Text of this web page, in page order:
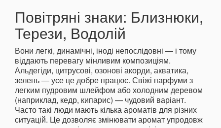
Повітряні знаки: Близнюки,
Терези, Водолій
Вони легкі, динамічні, іноді непослідовні — і тому
віддають перевагу мінливим композиціям.
Альдегіди, цитрусові, озонові акорди, акватика,
зелень — усе це добре працює. Свіжі парфуми з
легким пудровим шлейфом або холодним деревом
(наприклад, кедр, кипарис) — чудовий варіант.
Часто такі люди мають кілька ароматів для різних
ситуацій. Це дозволяє змінювати аромат упродовж